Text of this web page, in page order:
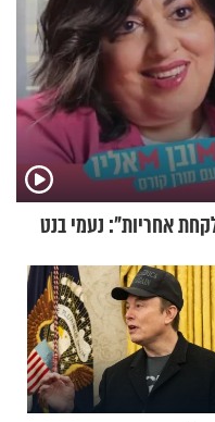
אחריות": נעמי בנט